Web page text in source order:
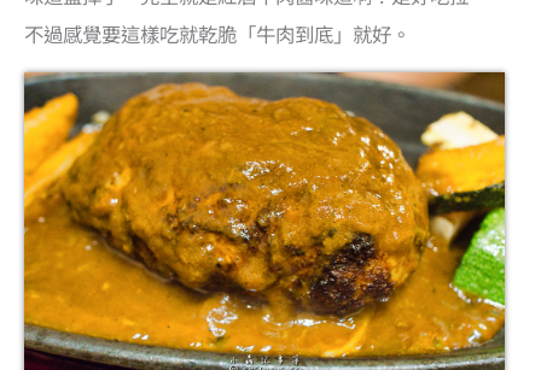
不過感覺要這樣吃就乾脆「牛肉到底」就好。